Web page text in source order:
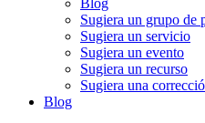
Sugiera un grupo de
Sugiera un servicio
Sugiera un evento
Sugiera un recurso
Sugiera una
Blog